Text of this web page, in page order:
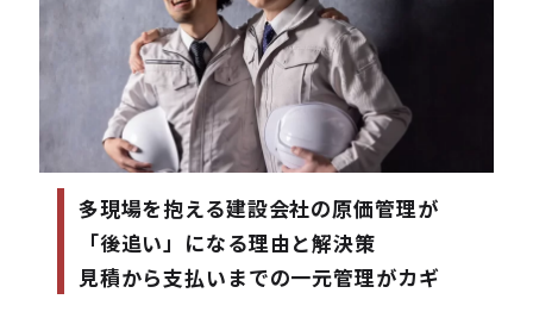
多現場を抱える建設会社の原価管理が
「後追い」になる理由と解決策
見積から支払いまでの一元管理がカギ